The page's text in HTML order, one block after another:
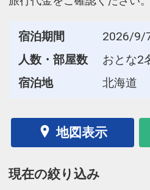
宿泊期間
2026/9/
人数・部屋数
おとな2
宿泊地
北海道
地図表示
現在の絞り込み